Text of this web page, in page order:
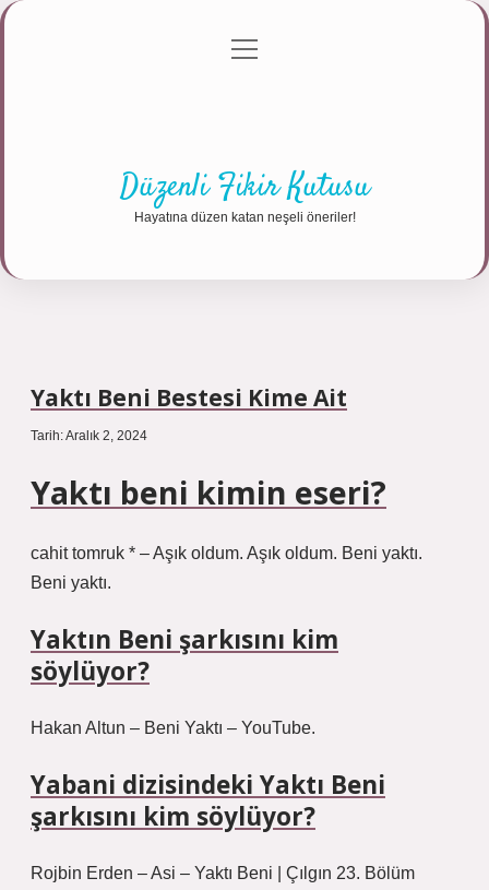
Gizlilik Politikası
menüyü
Düzenli Fikir Kutusu
Hayatına düzen katan neşeli öneriler!
Yaktı Beni Bestesi Kime Ait
Tarih: Aralık 2, 2024
Yaktı beni kimin eseri?
cahit tomruk * – Aşık oldum. Aşık oldum. Beni yaktı.
Beni yaktı.
Yaktın Beni şarkısını kim
söylüyor?
Hakan Altun – Beni Yaktı – YouTube.
Yabani dizisindeki Yaktı Beni
şarkısını kim söylüyor?
Rojbin Erden – Asi – Yaktı Beni | Çılgın 23. Bölüm